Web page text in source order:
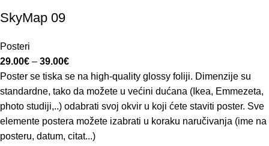
SkyMap 09
Posteri
29.00€ – 39.00€
Poster se tiska se na high-quality glossy foliji. Dimenzije su
standardne, tako da možete u većini dućana (Ikea, Emmezeta,
photo studiji,..) odabrati svoj okvir u koji ćete staviti poster. Sve
elemente postera možete izabrati u koraku naručivanja (ime na
posteru, datum, citat...)